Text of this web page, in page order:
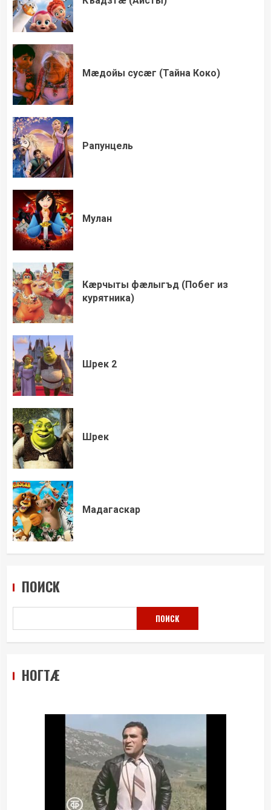
Мæдойы сусæг (Тайна Коко)
Рапунцель
Мулан
Кæрчыты фæлыгъд (Побег из
курятника)
Шрек 2
Шрек
Мадагаскар
ПОИСК
ПОИСК
НОГТÆ